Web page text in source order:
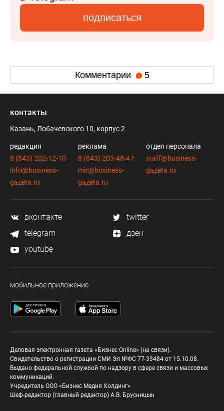
подписаться
Комментарии 5
контакты
Казань, Лобачевского 10, корпус 2
редакция
8 (843) 202-12-10
info@business-
gazeta.ru
реклама
8 (843) 203-48-47
mir@business-
gazeta.ru
отдел персонала
staff@business-
gazeta.ru
вконтакте
twitter
telegram
дзен
youtube
мобильное приложение
Деловая электронная газета «Бизнес Online» (на связи).
Свидетельство о регистрации СМИ Эл №ФС 77-33484 от 15.10.08.
Выдано федеральной службой по надзору в сфере связи и массовых
коммуникаций.
Учредитель ООО «Бизнес Медия Холдинг»
Шеф-редактор (главный редактор) А.В. Брусницын